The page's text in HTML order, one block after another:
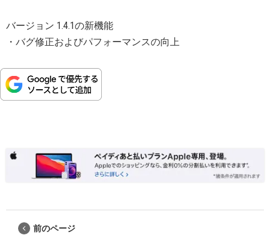
バージョン 1.4.1の新機能
・バグ修正およびパフォーマンスの向上
前のページ